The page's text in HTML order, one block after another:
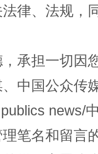
规模
律、法规，
承担一切因
中国公众传
news/
笔名和留言